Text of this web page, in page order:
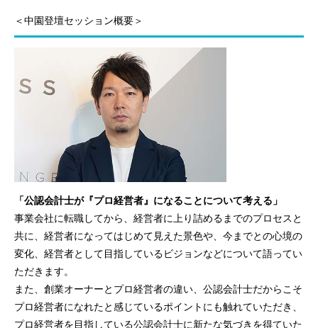
＜中園登壇セッション概要＞
「公認会計士が『プロ経営者』になることについて考える」
事業会社に転職してから、経営者に上り詰めるまでのプロセスと
共に、経営者になってはじめて見えた景色や、今までとの心境の
変化、経営者として目指しているビジョンなどについて語ってい
ただきます。
また、創業オーナーとプロ経営者の違い、公認会計士だからこそ
プロ経営者になれたと感じているポイントにも触れていただき、
プロ経営者を目指している公認会計士に新たな気づきを得ていた